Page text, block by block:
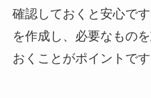
確認しておくと安心で
を作成し、必要なもの
おくことがポイントです